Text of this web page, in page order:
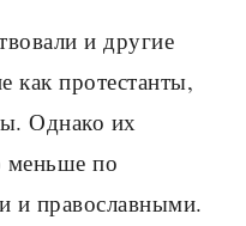
и другие
как протестанты,
Однако их
меньше по
и православными.